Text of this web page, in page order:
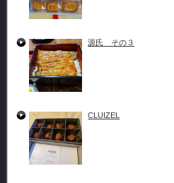
源氏 その３
CLUIZEL